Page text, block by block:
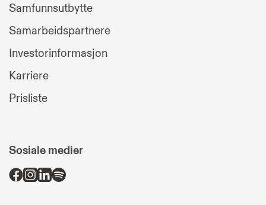
Samfunnsutbytte
Samarbeidspartnere
Investorinformasjon
Karriere
Prisliste
Sosiale medier